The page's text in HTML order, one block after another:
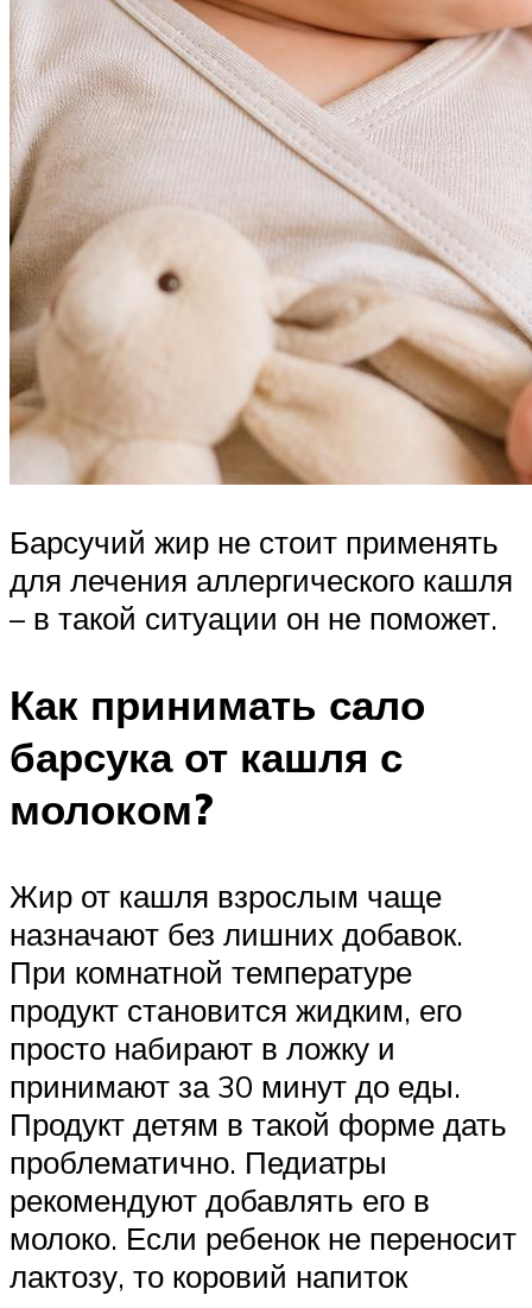
Барсучий жир не стоит применять
для лечения аллергического кашля
– в такой ситуации он не поможет.
Как принимать сало
барсука от кашля с
молоком?
Жир от кашля взрослым чаще
назначают без лишних добавок.
При комнатной температуре
продукт становится жидким, его
просто набирают в ложку и
принимают за 30 минут до еды.
Продукт детям в такой форме дать
проблематично. Педиатры
рекомендуют добавлять его в
молоко. Если ребенок не переносит
лактозу, то коровий напиток